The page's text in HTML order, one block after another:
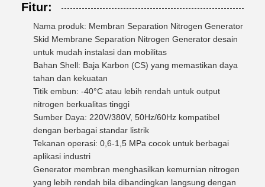
Fitur:
Nama produk: Membran Separation Nitrogen Generator
Skid Membrane Separation Nitrogen Generator desain
untuk mudah instalasi dan mobilitas
Bahan Shell: Baja Karbon (CS) yang memastikan daya
tahan dan kekuatan
Titik embun: -40°C atau lebih rendah untuk output
nitrogen berkualitas tinggi
Sumber Daya: 220V/380V, 50Hz/60Hz kompatibel
dengan berbagai standar listrik
Tekanan operasi: 0,6-1,5 MPa cocok untuk berbagai
aplikasi industri
Generator membran menghasilkan kemurnian nitrogen
yang lebih rendah bila dibandingkan langsung dengan